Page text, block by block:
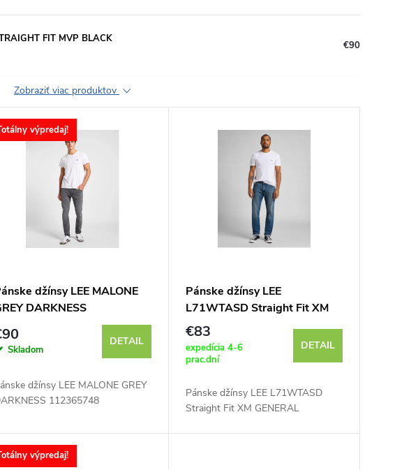
FIT MVP BLACK
€90
Zobraziť viac produktov
výpredaj!
džínsy LEE MALONE
DARKNESS
Skladom
DETAIL
džínsy LEE MALONE GREY
112365748
Pánske džínsy LEE
L71WTASD Straight Fit XM
GENERAL
€83
expedícia 4-6
prac.dní
DETAIL
Pánske džínsy LEE L71WTASD
Straight Fit XM GENERAL
výpredaj!